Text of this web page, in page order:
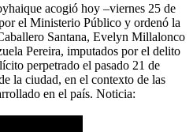
acogió hoy –viernes 25 de
el Ministerio Público y ordenó la
Santana, Evelyn Millalonco
Pereira, imputados por el delito
perpetrado el pasado 21 de
la ciudad, en el contexto de las
en el país. Noticia: